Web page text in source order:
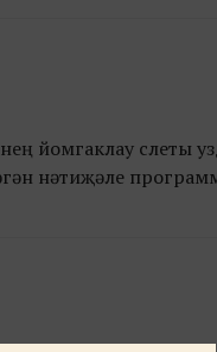
йомгаклау слеты
нәтиҗәле